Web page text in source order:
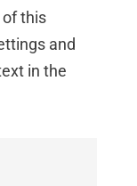
of this
and
in the